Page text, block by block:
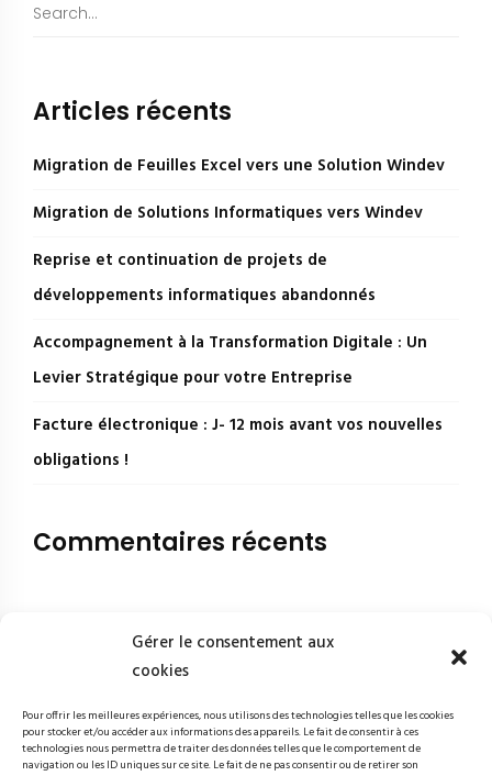
Gérer le consentement aux
cookies
Pour offrir les meilleures expériences, nous utilisons des technologies telles que les cookies
pour stocker et/ou accéder aux informations des appareils. Le fait de consentir à ces
technologies nous permettra de traiter des données telles que le comportement de
navigation ou les ID uniques sur ce site. Le fait de ne pas consentir ou de retirer son
Articles récents
Migration de Feuilles Excel vers une Solution Windev
Migration de Solutions Informatiques vers Windev
Reprise et continuation de projets de
développements informatiques abandonnés
Accompagnement à la Transformation Digitale : Un
Levier Stratégique pour votre Entreprise
Facture électronique : J- 12 mois avant vos nouvelles
obligations !
Commentaires récents